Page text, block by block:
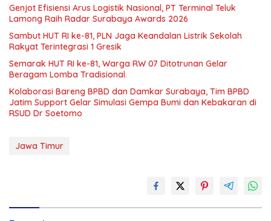
Genjot Efisiensi Arus Logistik Nasional, PT Terminal Teluk
Lamong Raih Radar Surabaya Awards 2026
Sambut HUT RI ke-81, PLN Jaga Keandalan Listrik Sekolah
Rakyat Terintegrasi 1 Gresik
Semarak HUT RI ke-81, Warga RW 07 Ditotrunan Gelar
Beragam Lomba Tradisional.
Kolaborasi Bareng BPBD dan Damkar Surabaya, Tim BPBD
Jatim Support Gelar Simulasi Gempa Bumi dan Kebakaran di
RSUD Dr Soetomo
Jawa Timur